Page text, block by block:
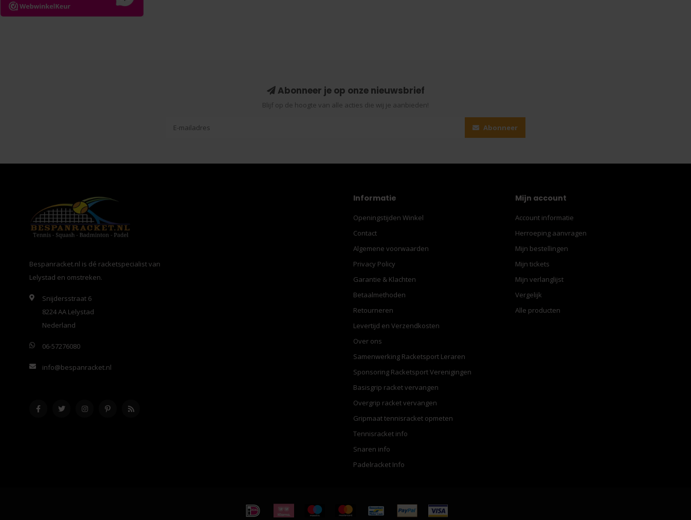
Abonneer je op onze nieuwsbrief
Blijf op de hoogte van alle acties die wij je aanbieden!
Abonneer
Bespanracket.nl is dé racketspecialist van
Lelystad en omstreken.
Snijdersstraat 6
8224 AA Lelystad
Nederland
06-57276080
info@bespanracket.nl
Informatie
Openingstijden Winkel
Contact
Algemene voorwaarden
Privacy Policy
Garantie & Klachten
Betaalmethoden
Retourneren
Levertijd en Verzendkosten
Over ons
Samenwerking Racketsport Leraren
Sponsoring Racketsport Verenigingen
Basisgrip racket vervangen
Overgrip racket vervangen
Gripmaat tennisracket opmeten
Tennisracket info
Snaren info
Padelracket Info
Mijn account
Account informatie
Herroeping aanvragen
Mijn bestellingen
Mijn tickets
Mijn verlanglijst
Vergelijk
Alle producten